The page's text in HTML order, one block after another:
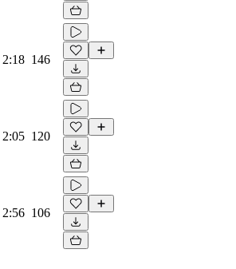
2:18 146
2:05 120
2:56 106